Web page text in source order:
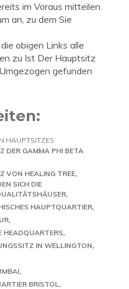
im Voraus mitteilen.
an, zu dem Sie
obigen Links alle
zu Ist Der Hauptsitz
gefunden
HAUPTSITZES
DER GAMMA PHI BETA
VON HEALING TREE
SICH DIE
HAUPTQUARTIER
HEADQUARTERS
IN WELLINGTON
BRISTOL